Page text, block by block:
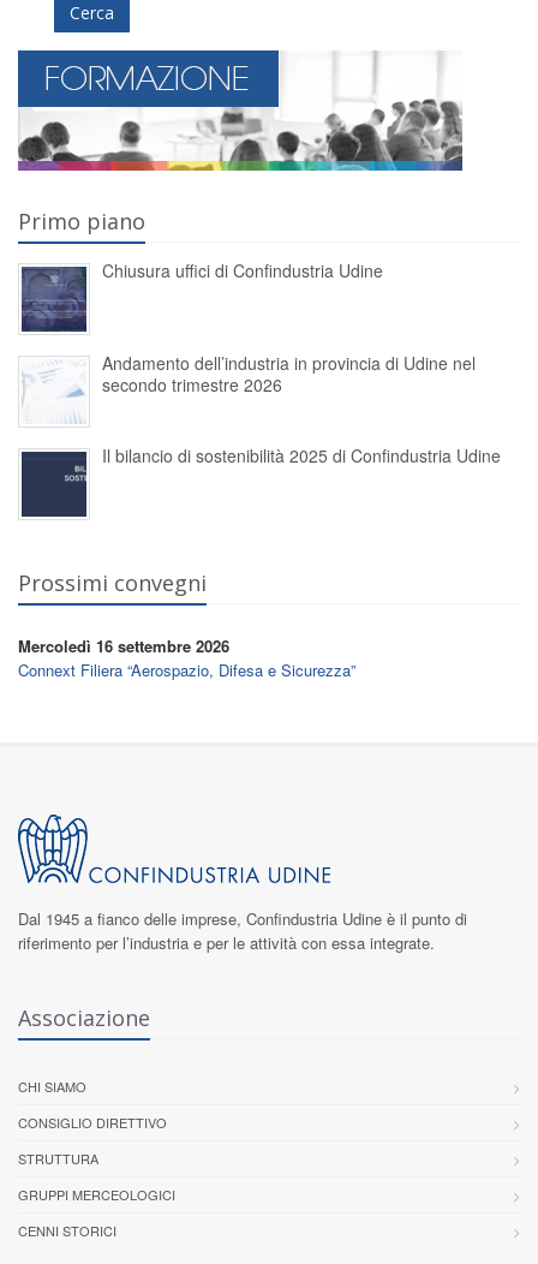
Cerca
Primo piano
Chiusura uffici di Confindustria Udine
Andamento dell’industria in provincia di Udine nel
secondo trimestre 2026
Il bilancio di sostenibilità 2025 di Confindustria Udine
Prossimi convegni
Mercoledì 16 settembre 2026
Connext Filiera “Aerospazio, Difesa e Sicurezza”
Dal 1945 a fianco delle imprese, Confindustria Udine è il punto di
riferimento per l’industria e per le attività con essa integrate.
Associazione
CHI SIAMO
CONSIGLIO DIRETTIVO
STRUTTURA
GRUPPI MERCEOLOGICI
CENNI STORICI